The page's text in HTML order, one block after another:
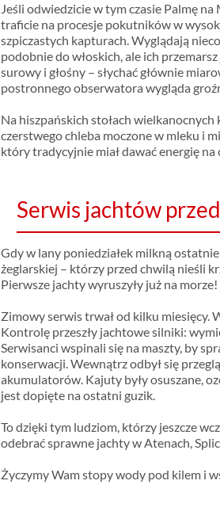
Jeśli odwiedzicie w tym czasie Palmę na
traficie na procesje pokutników w
szpiczastych kapturach. Wyglądają nieco
podobnie do włoskich, ale ich
surowy i głośny – słychać głównie
postronnego obserwatora wygląda
Na hiszpańskich stołach
czerstwego chleba moczone w mleku i
który tradycyjnie miał dawać energię
Serwis jachtów
Gdy w lany poniedziałek milkną
żeglarskiej – którzy przed chwilą nieśli
Pierwsze jachty wyruszyły już na morze!
Zimowy serwis trwał od kilku miesięcy.
Kontrolę przeszły jachtowe silniki:
Serwisanci wspinali się na maszty, by
konserwacji. Wewnątrz odbył się
akumulatorów. Kajuty były osuszane,
jest dopięte na ostatni guzik.
To dzięki tym ludziom, którzy jeszcze
odebrać sprawne jachty w Atenach,
Życzymy Wam stopy wody pod kilem i